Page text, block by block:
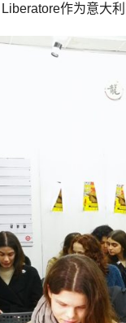
作为意大